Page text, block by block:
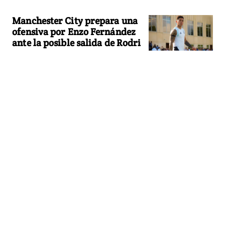
Manchester City prepara una
ofensiva por Enzo Fernández
ante la posible salida de Rodri